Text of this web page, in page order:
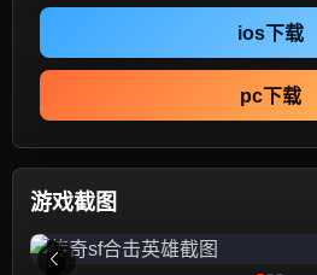
ios下载
pc下载
游戏截图